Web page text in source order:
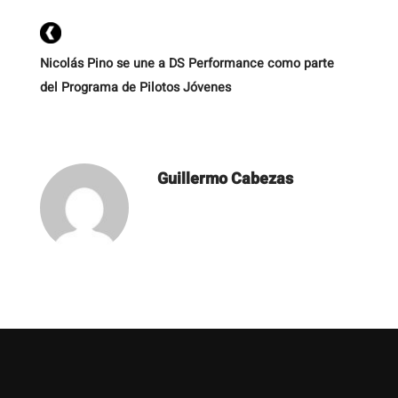
Nicolás Pino se une a DS Performance como parte
del Programa de Pilotos Jóvenes
Guillermo Cabezas